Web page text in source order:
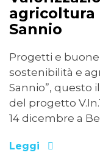
agricoltura
Sannio
Progetti e buone
sostenibilità e
Sannio”, questo
del progetto
14 dicembre a
Leggi